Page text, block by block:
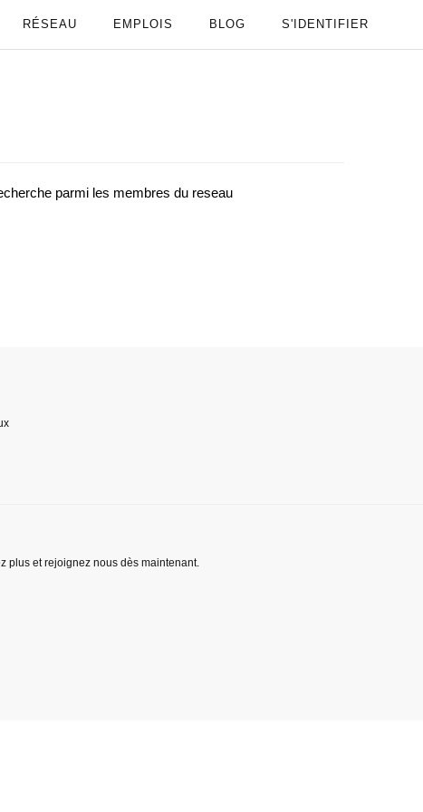
RÉSEAU EMPLOIS BLOG S'IDENTIFIER
parmi les membres du reseau
plus et rejoignez nous dès maintenant.